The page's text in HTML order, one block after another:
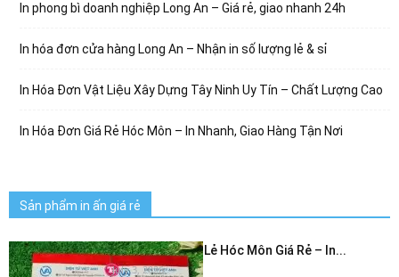
In phong bì doanh nghiệp Long An – Giá rẻ, giao nhanh 24h
In hóa đơn cửa hàng Long An – Nhận in số lượng lẻ & sỉ
In Hóa Đơn Vật Liệu Xây Dựng Tây Ninh Uy Tín – Chất Lượng Cao
In Hóa Đơn Giá Rẻ Hóc Môn – In Nhanh, Giao Hàng Tận Nơi
Sản phẩm in ấn giá rẻ
In Hóa Đơn Bán Lẻ Hóc Môn Giá Rẻ – In...
July 3, 2026